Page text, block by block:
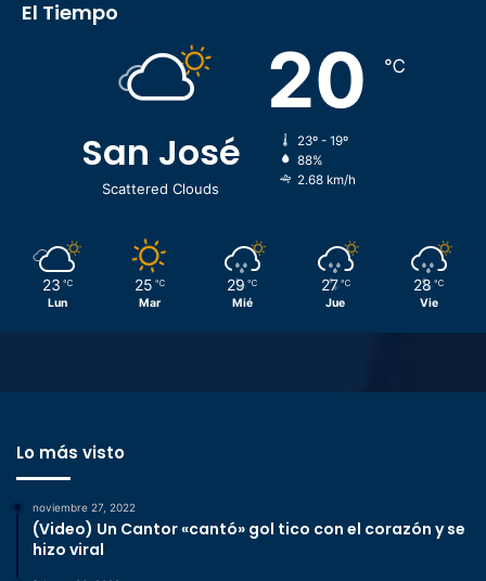
El Tiempo
San José
Scattered Clouds
20 ℃
23º - 19º
88%
2.68 km/h
23 ℃
Lun
25 ℃
Mar
29 ℃
Mié
27 ℃
Jue
28 ℃
Vie
Lo más visto
noviembre 27, 2022
(Video) Un Cantor «cantó» gol tico con el corazón y se
hizo viral